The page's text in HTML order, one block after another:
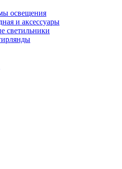
освещения
и аксессуары
светильники